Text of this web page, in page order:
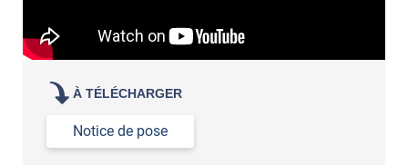
À TÉLÉCHARGER
Notice de pose